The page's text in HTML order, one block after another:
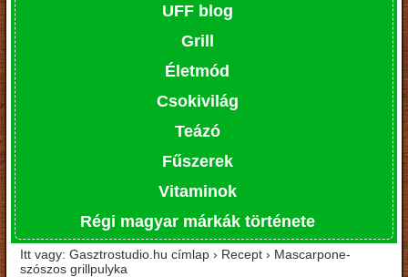
UFF blog
Grill
Életmód
Csokivilág
Teázó
Fűszerek
Vitaminok
Régi magyar márkák története
Itt vagy: Gasztrostudio.hu címlap › Recept › Mascarpone-
szószos grillpulyka